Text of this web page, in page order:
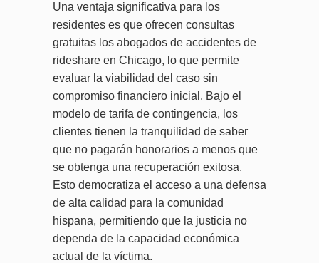
Una ventaja significativa para los
residentes es que ofrecen consultas
gratuitas los abogados de accidentes de
rideshare en Chicago, lo que permite
evaluar la viabilidad del caso sin
compromiso financiero inicial. Bajo el
modelo de tarifa de contingencia, los
clientes tienen la tranquilidad de saber
que no pagarán honorarios a menos que
se obtenga una recuperación exitosa.
Esto democratiza el acceso a una defensa
de alta calidad para la comunidad
hispana, permitiendo que la justicia no
dependa de la capacidad económica
actual de la víctima.